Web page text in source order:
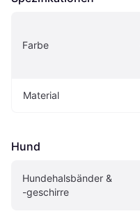
Farbe
Material
Hund
Hundehalsbänder &
-geschirre